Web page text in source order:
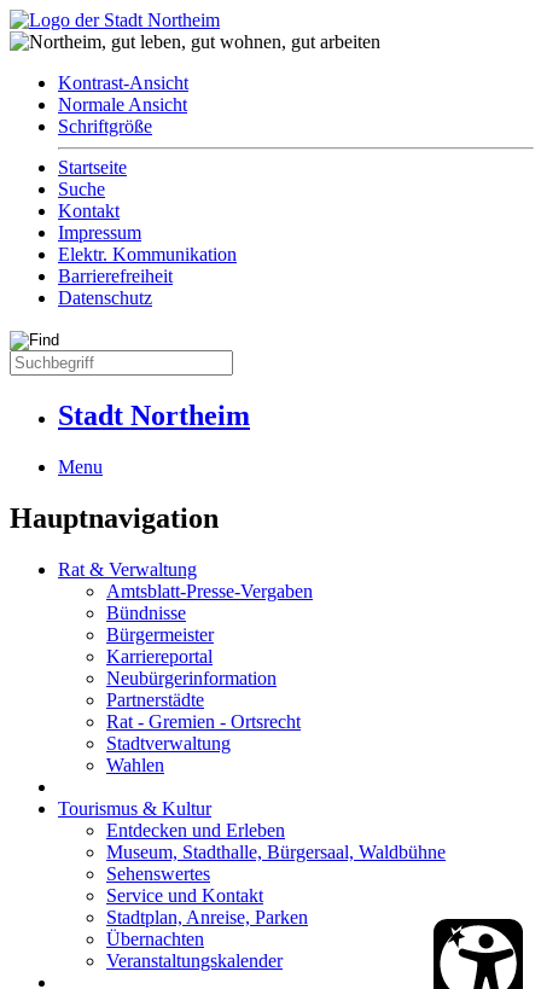
Kontrast-Ansicht
Normale Ansicht
Schriftgröße
Startseite
Suche
Kontakt
Impressum
Elektr. Kommunikation
Barrierefreiheit
Datenschutz
Stadt Northeim
Menu
Hauptnavigation
Rat & Verwaltung
Amtsblatt-Presse-Vergaben
Bündnisse
Bürgermeister
Karriereportal
Neubürgerinformation
Partnerstädte
Rat - Gremien - Ortsrecht
Stadtverwaltung
Wahlen
Tourismus & Kultur
Entdecken und Erleben
Museum, Stadthalle, Bürgersaal, Waldbühne
Sehenswertes
Service und Kontakt
Stadtplan, Anreise, Parken
Übernachten
Veranstaltungskalender